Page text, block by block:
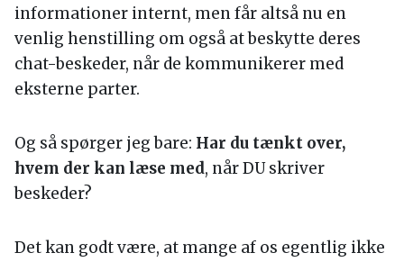
informationer internt, men får altså nu en
venlig henstilling om også at beskytte deres
chat-beskeder, når de kommunikerer med
eksterne parter.
Og så spørger jeg bare: Har du tænkt over,
hvem der kan læse med, når DU skriver
beskeder?
Det kan godt være, at mange af os egentlig ikke